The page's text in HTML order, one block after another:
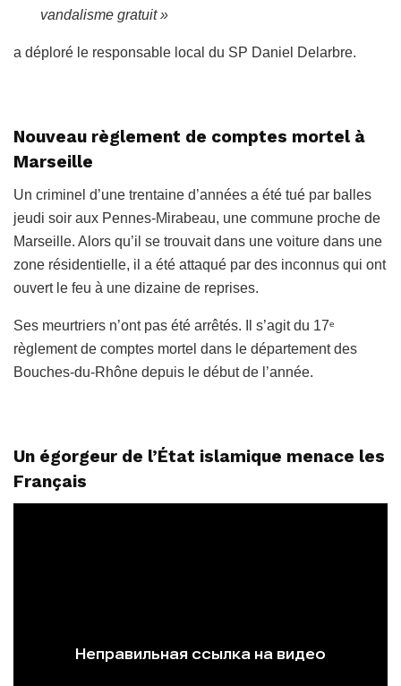
vandalisme gratuit »
a déploré le responsable local du SP Daniel Delarbre.
Nouveau règlement de comptes mortel à
Marseille
Un criminel d’une trentaine d’années a été tué par balles
jeudi soir aux Pennes-Mirabeau, une commune proche de
Marseille. Alors qu’il se trouvait dans une voiture dans une
zone résidentielle, il a été attaqué par des inconnus qui ont
ouvert le feu à une dizaine de reprises.
Ses meurtriers n’ont pas été arrêtés. Il s’agit du 17e
règlement de comptes mortel dans le département des
Bouches-du-Rhône depuis le début de l’année.
Un égorgeur de l’État islamique menace les
Français